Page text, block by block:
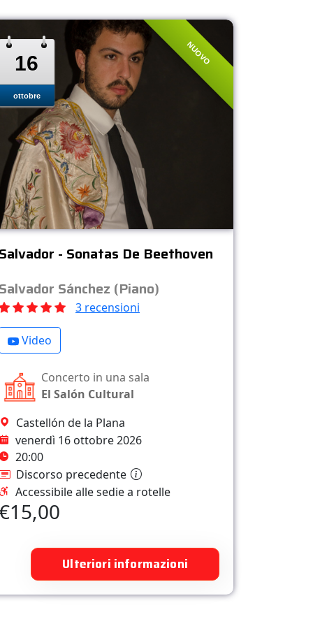
16
ottobre
NUOVO
Salvador - Sonatas De Beethoven
Salvador Sánchez (Piano)
3 recensioni
Video
Concerto in una sala
El Salón Cultural
Castellón de la Plana
venerdì 16 ottobre 2026
20:00
Discorso precedente
Accessibile alle sedie a rotelle
Ulteriori informazioni